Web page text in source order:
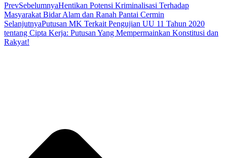
PrevSebelumnyaHentikan Potensi Kriminalisasi Terhadap
Masyarakat Bidar Alam dan Ranah Pantai Cermin
SelanjutnyaPutusan MK Terkait Pengujian UU 11 Tahun 2020
tentang Cipta Kerja: Putusan Yang Mempermainkan Konstitusi dan
Rakyat!